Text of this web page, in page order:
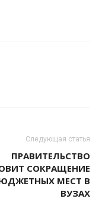
Следующая статья
ПРАВИТЕЛЬСТВО
СОКРАЩЕНИЕ
МЕСТ В
ВУЗАХ